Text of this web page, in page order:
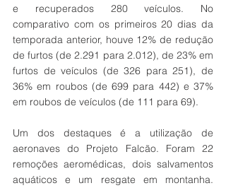
e recuperados 280 veículos. No
comparativo com os primeiros 20 dias da
temporada anterior, houve 12% de redução
de furtos (de 2.291 para 2.012), de 23% em
furtos de veículos (de 326 para 251), de
36% em roubos (de 699 para 442) e 37%
em roubos de veículos (de 111 para 69).
Um dos destaques é a utilização de
aeronaves do Projeto Falcão. Foram 22
remoções aeromédicas, dois salvamentos
aquáticos e um resgate em montanha.